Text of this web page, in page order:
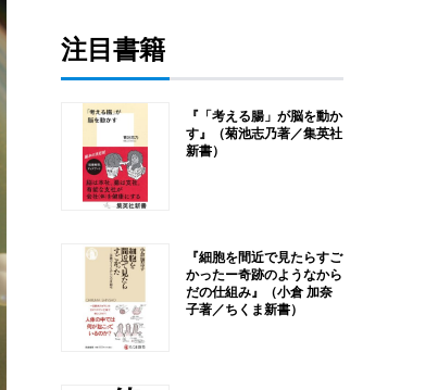
注目書籍
『「考える腸」が脳を動か
す』（菊池志乃著／集英社
新書）
『細胞を間近で見たらすご
かったー奇跡のようなから
だの仕組み』（小倉 加奈
子著／ちくま新書）